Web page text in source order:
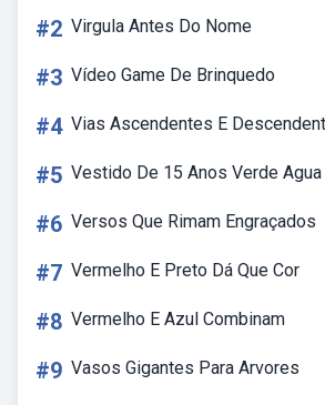
#2 Virgula Antes Do Nome
#3 Vídeo Game De Brinquedo
#4 Vias Ascendentes E
#5 Vestido De 15 Anos Verde Agua
#6 Versos Que Rimam Engraçados
#7 Vermelho E Preto Dá Que Cor
#8 Vermelho E Azul Combinam
#9 Vasos Gigantes Para Arvores